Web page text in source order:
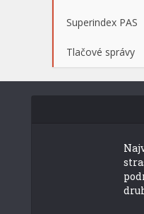
Superindex PAS
Tlačové správy